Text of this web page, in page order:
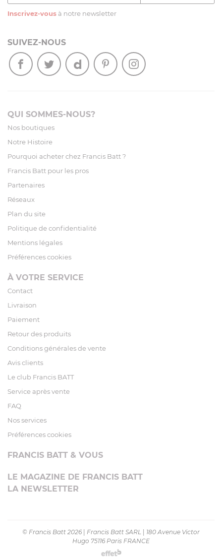
Inscrivez-vous à notre newsletter
SUIVEZ-NOUS
QUI SOMMES-NOUS?
Nos boutiques
Notre Histoire
Pourquoi acheter chez Francis Batt ?
Francis Batt pour les pros
Partenaires
Réseaux
Plan du site
Politique de confidentialité
Mentions légales
Préférences cookies
À VOTRE SERVICE
Contact
Livraison
Paiement
Retour des produits
Conditions générales de vente
Avis clients
Le club Francis BATT
Service après vente
FAQ
Nos services
Préférences cookies
FRANCIS BATT & VOUS
LE MAGAZINE DE FRANCIS BATT
LA NEWSLETTER
© Francis Batt 2026 Francis Batt SARL
180 Avenue Victor
Hugo 75116 Paris FRANCE